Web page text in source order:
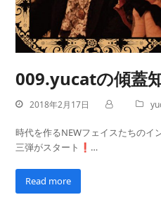
009.yucatの傾蓋
2018年2月17日
時代を作るNEWフェイスたちのイ
三弾がスタート❗…
Read more